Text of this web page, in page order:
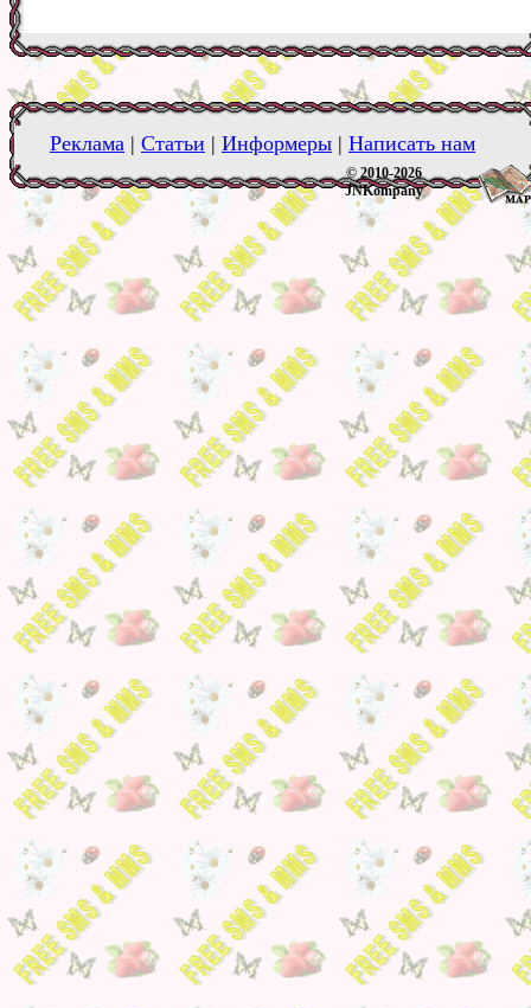
Реклама | Статьи | Информеры | Написать нам
© 2010-2026
JNKompany